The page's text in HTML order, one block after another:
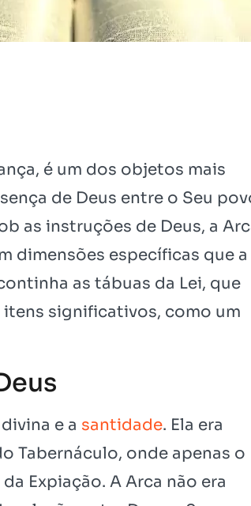
é um dos objetos mais
de Deus entre o Seu
as instruções de Deus, a
dimensões específicas que a
as tábuas da Lei, que
itens significativos, como um
e a santidade. Ela era
Tabernáculo, onde apenas o
Expiação. A Arca não era